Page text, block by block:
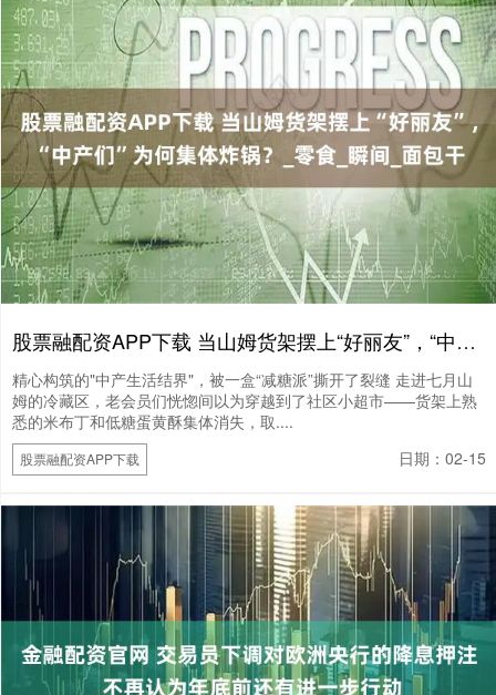
股票融配资APP下载 当山姆货架摆上“好丽友”，“中产们”为何集体炸锅？_零食_瞬间_面包干
精心构筑的"中产生活结界"，被一盒“减糖派”撕开了裂缝 走进七月山
姆的冷藏区，老会员们恍惚间以为穿越到了社区小超市——货架上熟
悉的米布丁和低糖蛋黄酥集体消失，取....
股票融配资APP下载 日期：02-15